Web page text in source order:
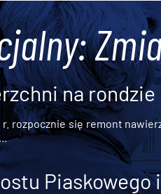
na rondzie
rozpocznie się remont